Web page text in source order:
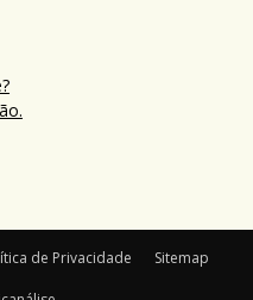
de Privacidade Sitemap